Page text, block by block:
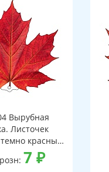
Вырубная
Листочек
красный
ВД-лак)
7 ₽